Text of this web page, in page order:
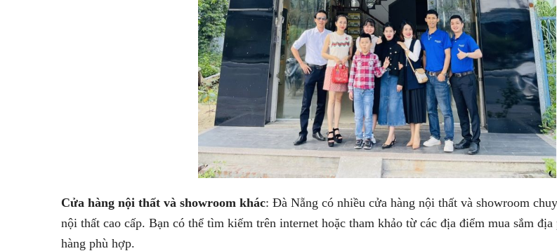
Cửa hàng nội thất và showroom khác: Đà Nẵng có nhiều cửa hàng nội thất và showroom
nội thất cao cấp. Bạn có thể tìm kiếm trên internet hoặc tham khảo từ các địa điểm mua sắm
hàng phù hợp.